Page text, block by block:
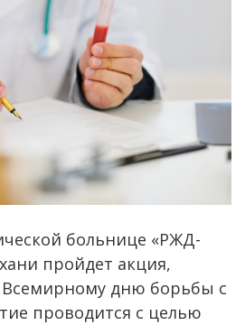
больнице «РЖД-
пройдет акция,
Всемирному дню борьбы с
проводится с целью